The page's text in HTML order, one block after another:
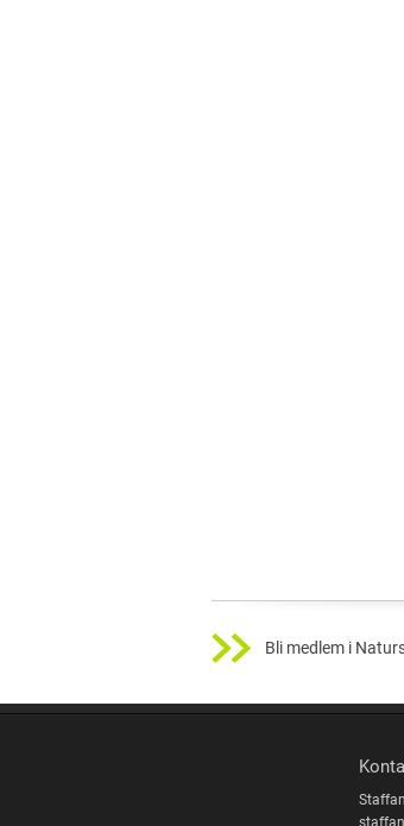
Bli medlem i